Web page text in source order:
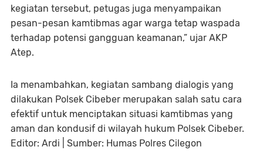
kegiatan tersebut, petugas juga menyampaikan
pesan-pesan kamtibmas agar warga tetap waspada
terhadap potensi gangguan keamanan,” ujar AKP
Atep.
Ia menambahkan, kegiatan sambang dialogis yang
dilakukan Polsek Cibeber merupakan salah satu cara
efektif untuk menciptakan situasi kamtibmas yang
aman dan kondusif di wilayah hukum Polsek Cibeber.
Editor: Ardi | Sumber: Humas Polres Cilegon